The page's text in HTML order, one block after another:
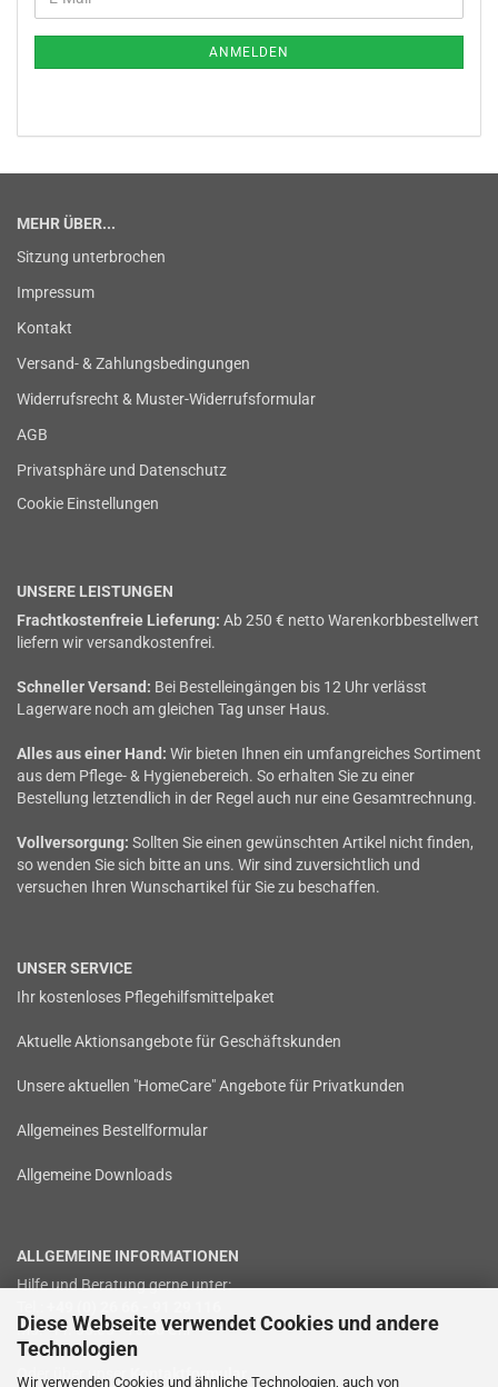
Diese Webseite verwendet Cookies und andere
Technologien
Wir verwenden Cookies und ähnliche Technologien, auch von
ZUR
Mail
ANMELDEN
MEHR ÜBER...
Sitzung unterbrochen
Impressum
Kontakt
Versand- & Zahlungsbedingungen
Widerrufsrecht & Muster-Widerrufsformular
AGB
Privatsphäre und Datenschutz
Cookie Einstellungen
UNSERE LEISTUNGEN
Frachtkostenfreie Lieferung: Ab 250 € netto Warenkorbbestellwert
liefern wir versandkostenfrei.
Schneller Versand: Bei Bestelleingängen bis 12 Uhr verlässt
Lagerware noch am gleichen Tag unser Haus.
Alles aus einer Hand: Wir bieten Ihnen ein umfangreiches Sortiment
aus dem Pflege- & Hygienebereich. So erhalten Sie zu einer
Bestellung letztendlich in der Regel auch nur eine Gesamtrechnung.
Vollversorgung: Sollten Sie einen gewünschten Artikel nicht finden,
so wenden Sie sich bitte an uns. Wir sind zuversichtlich und
versuchen Ihren Wunschartikel für Sie zu beschaffen.
UNSER SERVICE
Ihr kostenloses Pflegehilfsmittelpaket
Aktuelle Aktionsangebote für Geschäftskunden
Unsere aktuellen "HomeCare" Angebote für Privatkunden
Allgemeines Bestellformular
Allgemeine Downloads
ALLGEMEINE INFORMATIONEN
Hilfe und Beratung gerne unter:
Mo. - Fr. 08:00 - 16:00 Uhr
Oder über unser Kontaktformular